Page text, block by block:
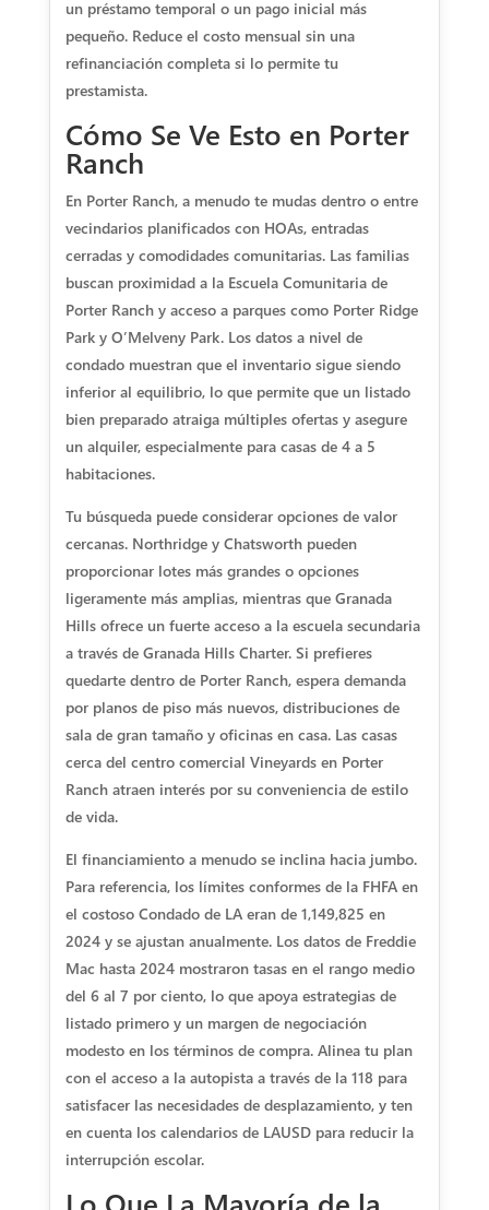
un préstamo temporal o un pago inicial más
pequeño. Reduce el costo mensual sin una
refinanciación completa si lo permite tu
prestamista.
Cómo Se Ve Esto en Porter
Ranch
En Porter Ranch, a menudo te mudas dentro o entre
vecindarios planificados con HOAs, entradas
cerradas y comodidades comunitarias. Las familias
buscan proximidad a la Escuela Comunitaria de
Porter Ranch y acceso a parques como Porter Ridge
Park y O’Melveny Park. Los datos a nivel de
condado muestran que el inventario sigue siendo
inferior al equilibrio, lo que permite que un listado
bien preparado atraiga múltiples ofertas y asegure
un alquiler, especialmente para casas de 4 a 5
habitaciones.
Tu búsqueda puede considerar opciones de valor
cercanas. Northridge y Chatsworth pueden
proporcionar lotes más grandes o opciones
ligeramente más amplias, mientras que Granada
Hills ofrece un fuerte acceso a la escuela secundaria
a través de Granada Hills Charter. Si prefieres
quedarte dentro de Porter Ranch, espera demanda
por planos de piso más nuevos, distribuciones de
sala de gran tamaño y oficinas en casa. Las casas
cerca del centro comercial Vineyards en Porter
Ranch atraen interés por su conveniencia de estilo
de vida.
El financiamiento a menudo se inclina hacia jumbo.
Para referencia, los límites conformes de la FHFA en
el costoso Condado de LA eran de 1,149,825 en
2024 y se ajustan anualmente. Los datos de Freddie
Mac hasta 2024 mostraron tasas en el rango medio
del 6 al 7 por ciento, lo que apoya estrategias de
listado primero y un margen de negociación
modesto en los términos de compra. Alinea tu plan
con el acceso a la autopista a través de la 118 para
satisfacer las necesidades de desplazamiento, y ten
en cuenta los calendarios de LAUSD para reducir la
interrupción escolar.